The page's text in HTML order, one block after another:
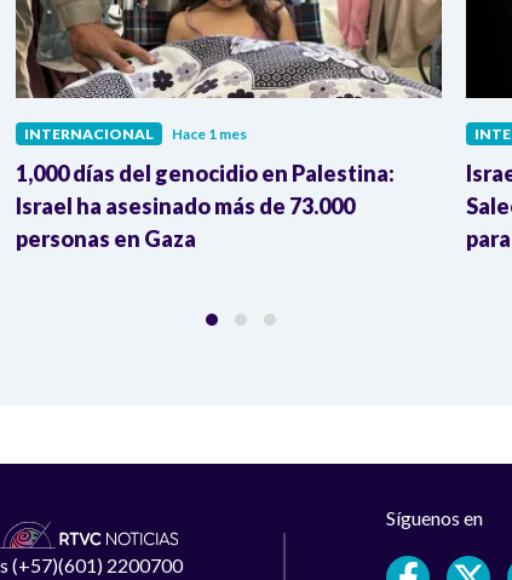
INTERNACIONAL Hace 1 mes
1,000 días del genocidio en Palestina:
Israel ha asesinado más de 73.000
personas en Gaza
(+57)(601) 2200700
Síguenos en